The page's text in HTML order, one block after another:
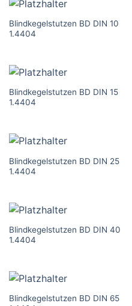
Blindkegelstutzen BD DIN 10
1.4404
Blindkegelstutzen BD DIN 15
1.4404
Blindkegelstutzen BD DIN 25
1.4404
Blindkegelstutzen BD DIN 40
1.4404
Blindkegelstutzen BD DIN 65